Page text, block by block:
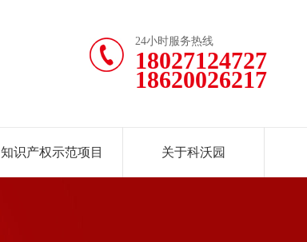
24小时服务热线
18027124727
18620026217
知识产权示范项目 关于科沃园